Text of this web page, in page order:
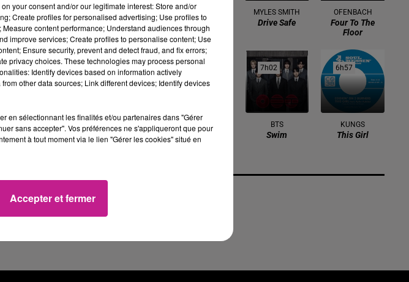
descente aux enfers à cause
exclusif qui retracera son
Brut X.
D O D O
MYLES SMITH
Drive Safe
OFENBACH
Four To The
Floor
CLAUDIO CAPEO
Qu'est Ce Qu'il
Me Restera?
7h02
7h02
BTS
Swim
6h57
6h57
KUNGS
This Girl
your consent and/or our legitimate interest: Store and/or
Create profiles for personalised advertising; Use profiles to
content performance; Understand audiences through
improve services; Create profiles to personalise content; Use
Ensure security, prevent and detect fraud, and fix errors;
privacy choices. These technologies may process personal
Identify devices based on information actively
other data sources; Link different devices; Identify devices
en sélectionnant les finalités et/ou partenaires dans "Gérer
sans accepter". Vos préférences ne s'appliqueront que pour
à tout moment via le lien "Gérer les cookies" situé en
Accepter et fermer